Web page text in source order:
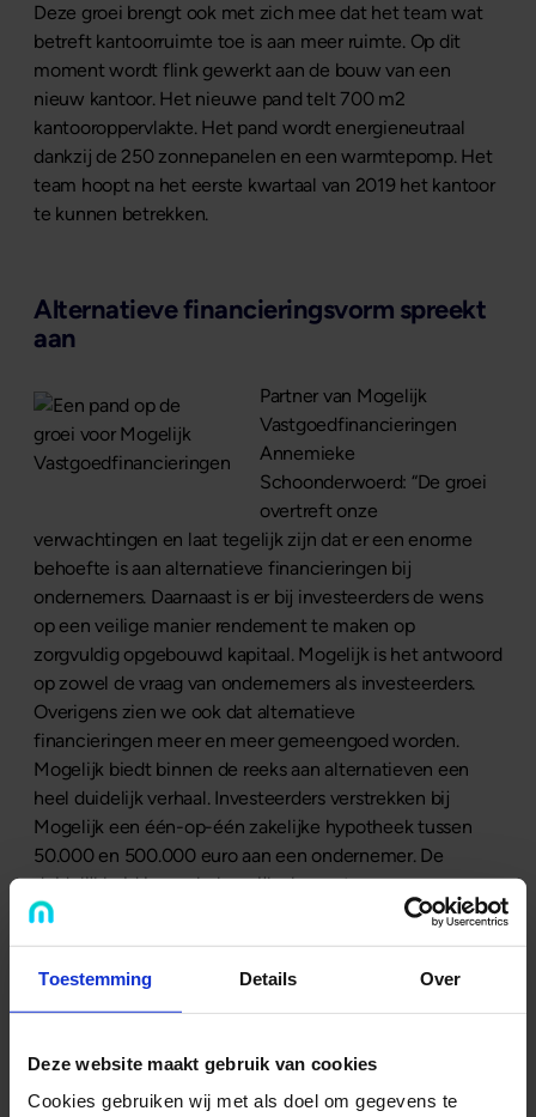
Toestemming Details Over
Deze website maakt gebruik van cookies
Cookies gebruiken wij met als doel om gegevens te
Deze groei brengt ook met zich mee dat het team wat
betreft kantoorruimte toe is aan meer ruimte. Op dit
moment wordt flink gewerkt aan de bouw van een
nieuw kantoor. Het nieuwe pand telt 700 m2
kantooroppervlakte. Het pand wordt energieneutraal
dankzij de 250 zonnepanelen en een warmtepomp. Het
team hoopt na het eerste kwartaal van 2019 het kantoor
te kunnen betrekken.
Alternatieve financieringsvorm spreekt
aan
Partner van Mogelijk
Vastgoedfinancieringen
Annemieke
Schoonderwoerd: “De groei
overtreft onze
verwachtingen en laat tegelijk zijn dat er een enorme
behoefte is aan alternatieve financieringen bij
ondernemers. Daarnaast is er bij investeerders de wens
op een veilige manier rendement te maken op
zorgvuldig opgebouwd kapitaal. Mogelijk is het antwoord
op zowel de vraag van ondernemers als investeerders.
Overigens zien we ook dat alternatieve
financieringen meer en meer gemeengoed worden.
Mogelijk biedt binnen de reeks aan alternatieven een
heel duidelijk verhaal. Investeerders verstrekken bij
Mogelijk een één-op-één zakelijke hypotheek tussen
50.000 en 500.000 euro aan een ondernemer. De
duidelijkheid is een belangrijk element van ons succes.
Ons pand is dan ook gekocht op de groei, we staan nog
maar aan het begin. De extra ruimte is meer dan
welkom.“
ik wil een zakelijke hypotheek